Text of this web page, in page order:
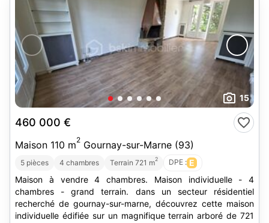
15
460 000 €
Maison 110 m2 Gournay-sur-Marne (93)
5 pièces 4 chambres Terrain 721 m2 DPE : E
Maison à vendre 4 chambres. Maison individuelle - 4
chambres - grand terrain. dans un secteur résidentiel
recherché de gournay-sur-marne, découvrez cette maison
individuelle édifiée sur un magnifique terrain arboré de 721